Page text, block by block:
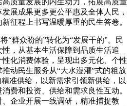
展成果更多更公平惠及全体人民，
征程上书写温暖厚重的民生答卷。
“群众盼的”转化为“发展干的”。民
，从基本生活保障到品质生活追
化消费体验，呈现出多元化、个性
动民生服务从“大水漫灌”式的粗放
准供给，以新需求引领新供给，以
费和投资、供给和需求良性互动。
企业开展一线调研，精准捕捉教